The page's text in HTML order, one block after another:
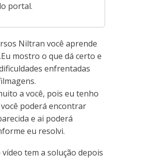
portal.
Niltran você aprende
mostro o que dá certo e
enfrentadas
a você, pois eu tenho
poderá encontrar
e ai poderá
eu resolvi.
tem a solução depois